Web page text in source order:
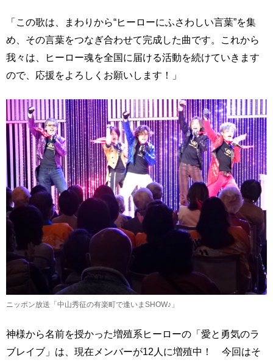
「この歌は、まわりから“ヒーローにふさわしい言葉”を集
め、その言葉をつなぎ合わせて完成した曲です。これから
我々は、ヒーロー魂を全国に届ける活動を続けていきます
ので、応援をよろしくお願いします！」
ニッポン放送「中山秀征の有楽町で逢いまSHOW♪」
神様から名前を授かった増殖系ヒーローの「愛と勇気のラ
ブレイブ」は、現在メンバーが12人に増殖中！ 今回はそ